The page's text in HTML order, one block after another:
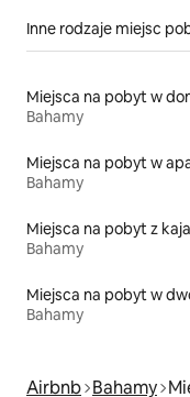
Inne rodzaje miejsc
Bahamy
Bahamy
Miejsca na pobyt z
Bahamy
Bahamy
Airbnb Bahamy